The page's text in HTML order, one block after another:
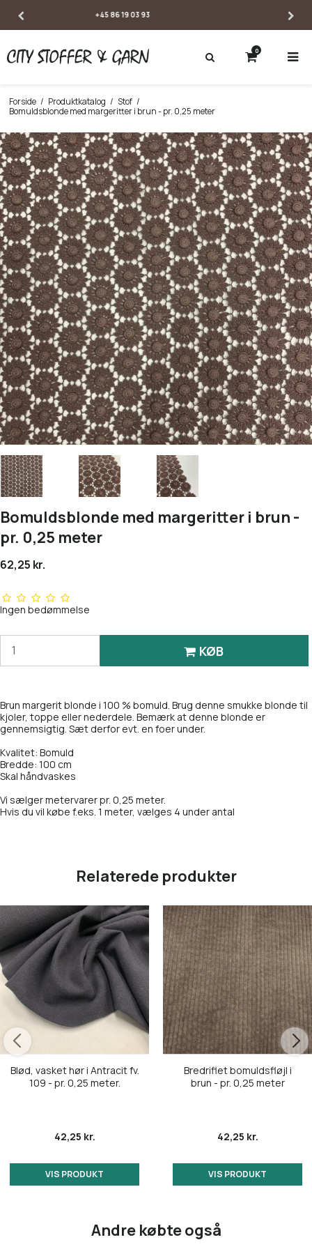
SE ÅBNINGSTIDER
0
Forside / Produktkatalog / Stof /
Bomuldsblonde med margeritter i brun - pr. 0,25 meter
Bomuldsblonde med margeritter i brun -
pr. 0,25 meter
62,25 kr.
Ingen bedømmelse
KØB
Brun margerit blonde i 100 % bomuld. Brug denne smukke blonde til
kjoler, toppe eller nederdele. Bemærk at denne blonde er
gennemsigtig. Sæt derfor evt. en foer under.
Kvalitet: Bomuld
Bredde: 100 cm
Skal håndvaskes
Vi sælger metervarer pr. 0,25 meter.
Hvis du vil købe f.eks. 1 meter, vælges 4 under antal
Relaterede produkter
Blød, vasket hør i Antracit fv.
109 - pr. 0,25 meter.
42,25 kr.
VIS PRODUKT
Bredriflet bomuldsfløjl i
brun - pr. 0,25 meter
42,25 kr.
VIS PRODUKT
Andre købte også